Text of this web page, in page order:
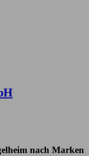
nach Marken